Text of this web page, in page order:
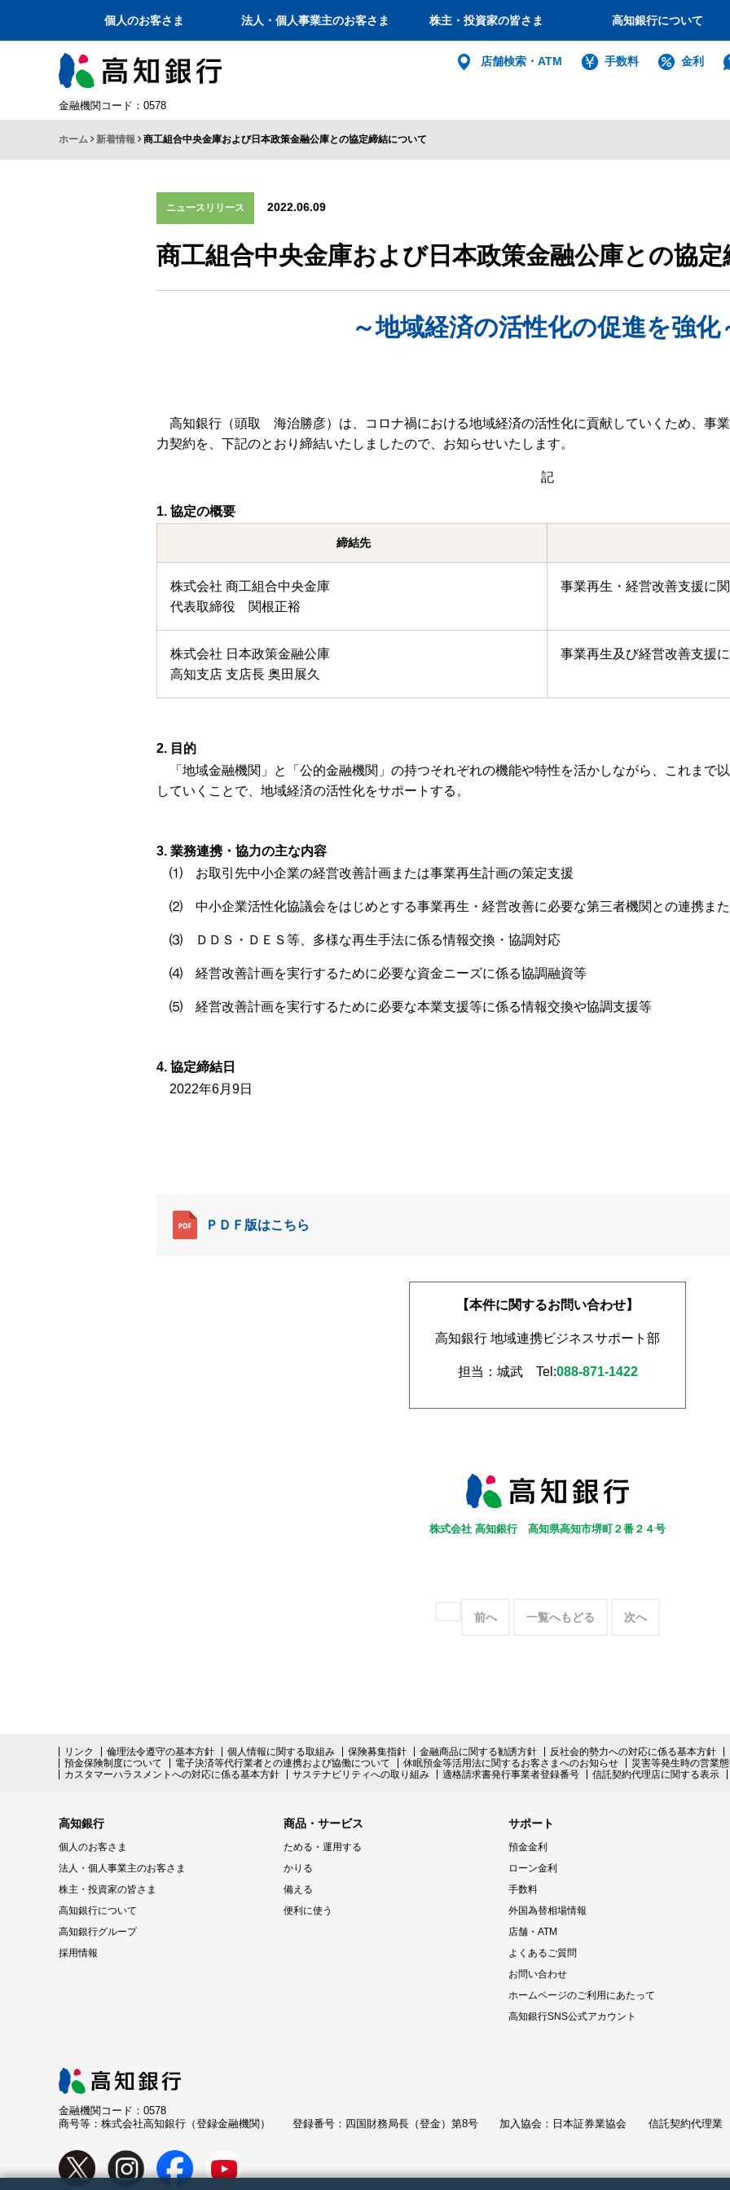
個人のお客さま 法人・個人事業主のお客さま 株主・投資家の皆さま 高知銀行について
個人
バンキング
インターネットバ
電子証明書方式
利用者電子証明書取得
契約法人電子証明書取得
金融機関コード：0578
店舗検索・ATM 手数料 金利
ホーム 新着情報 商工組合中央金庫および日本政策金融公庫との協定締結について
ニュースリリース 2022.06.09
商工組合中央金庫および日本政策金融公庫との協
～地域経済の活性化の促進を強化
高知銀行（頭取 海治勝彦）は、コロナ禍における地域経済の活性化に貢献していくため、事
力契約を、下記のとおり締結いたしましたので、お知らせいたします。
記
協定の概要
締結先
株式会社 商工組合中央金庫
代表取締役 関根正裕
事業再生・経営改善支援に
株式会社 日本政策金融公庫
高知支店 支店長 奥田展久
事業再生及び経営改善支援
目的
「地域金融機関」と「公的金融機関」の持つそれぞれの機能や特性を活かしながら、これまで
していくことで、地域経済の活性化をサポートする。
業務連携・協力の主な内容
⑴ お取引先中小企業の経営改善計画または事業再生計画の策定支援
⑵ 中小企業活性化協議会をはじめとする事業再生・経営改善に必要な第三者機関との連携ま
⑶ ＤＤＳ・ＤＥＳ等、多様な再生手法に係る情報交換・協調対応
⑷ 経営改善計画を実行するために必要な資金ニーズに係る協調融資等
⑸ 経営改善計画を実行するために必要な本業支援等に係る情報交換や協調支援等
協定締結日
2022年6月9日
ＰＤＦ版はこちら
【本件に関するお問い合わせ】
高知銀行 地域連携ビジネスサポート部
担当：城武 Tel:088-871-1422
株式会社 高知銀行高知県高知市堺町２番２４号
前へ 一覧へもどる 次へ
リンク 倫理法令遵守の基本方針 個人情報に関する取組み 保険募集指針 金融商品に関する勧誘方針 反社会的勢力への対応に係る基本方針
預金保険制度について
電子決済等代行業者との連携および協働について 休眠預金等活用法に関するお客さまへのお知らせ
災害等発生時の営業
カスタマーハラスメントへの対応に係る基本方針
サステナビリティへの取り組み 適格請求書発行事業者登録番号 信託契約代理店に関する表示
高知銀行
個人のお客さま
法人・個人事業主のお客さま
株主・投資家の皆さま
高知銀行について
高知銀行グループ
採用情報
商品・サービス
ためる・運用する
かりる
備える
便利に使う
サポート
預金金利
ローン金利
手数料
外国為替相場情報
店舗・ATM
よくあるご質問
お問い合わせ
ホームページのご利用にあたって
高知銀行SNS公式アカウント
金融機関コード：0578
商号等：株式会社高知銀行（登録金融機関）
登録番号：四国財務局長（登金）第8号 加入協会：日本証券業協会 信託契約代理業